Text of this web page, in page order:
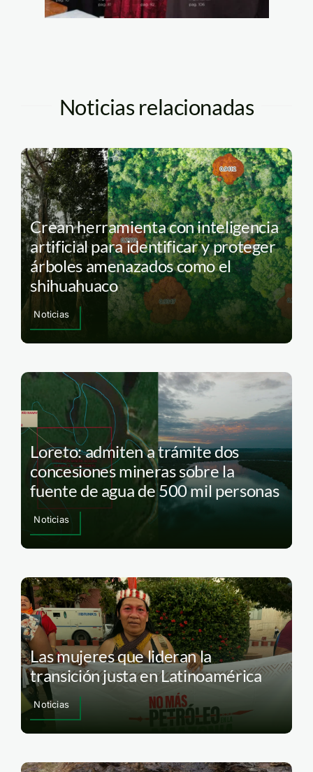
Noticias relacionadas
Crean herramienta con inteligencia
artificial para identificar y proteger
árboles amenazados como el
shihuahuaco
Noticias
Loreto: admiten a trámite dos
concesiones mineras sobre la
fuente de agua de 500 mil personas
Noticias
Las mujeres que lideran la
transición justa en Latinoamérica
Noticias